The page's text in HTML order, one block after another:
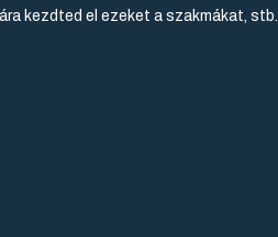
kezdted el ezeket a szakmákat, stb.